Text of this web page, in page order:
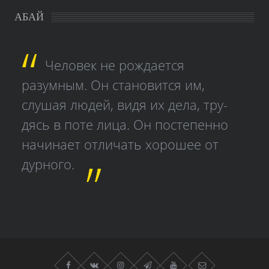
АБАЙ
Человек не рождается
разумным. Он становится им,
слушая людей, видя их дела, тру­
дясь в поте лица. Он постепенно
начинает отличать хорошее от
дурного.